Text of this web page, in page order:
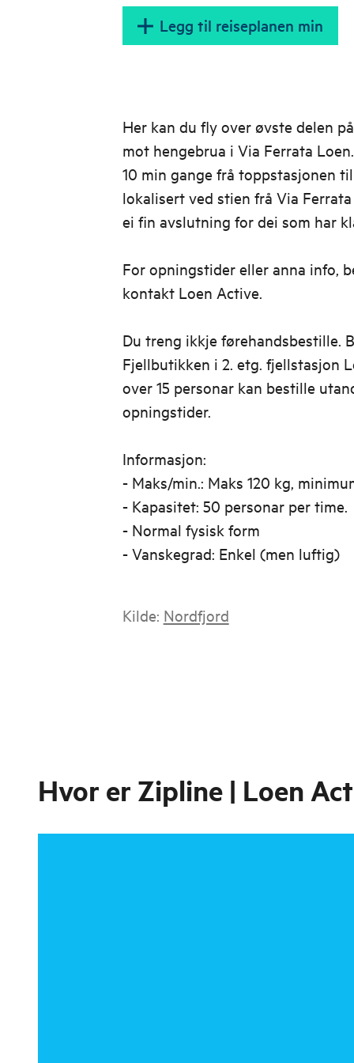
Legg til reiseplanen min
Her kan du fly over øvste delen
mot hengebrua i Via Ferrata
10 min gange frå toppstasjonen
lokalisert ved stien frå Via
ei fin avslutning for dei som har
For opningstider eller anna info,
kontakt Loen Active.
Du treng ikkje førehandsbestille.
Fjellbutikken i 2. etg. fjellstasjon
over 15 personar kan bestille
opningstider.
Informasjon:
- Maks/min.: Maks 120 kg,
- Kapasitet: 50 personar per time.
- Normal fysisk form
- Vanskegrad: Enkel (men luftig)
Kilde: Nordfjord
Hvor er Zipline | Loen